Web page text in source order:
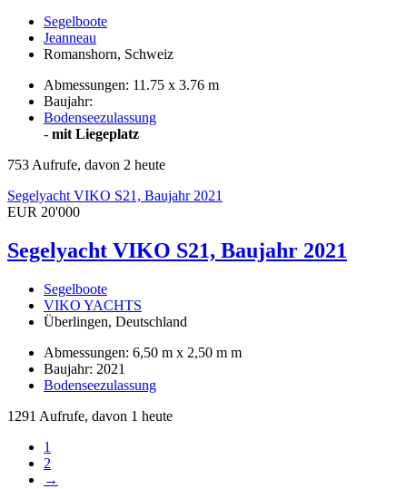
Segelboote
Jeanneau
Romanshorn, Schweiz
Abmessungen: 11.75 x 3.76 m
Baujahr:
Bodenseezulassung
- mit Liegeplatz
753 Aufrufe, davon 2 heute
Segelyacht VIKO S21, Baujahr 2021
EUR 20'000
Segelyacht VIKO S21, Baujahr 2021
Segelboote
VIKO YACHTS
Überlingen, Deutschland
Abmessungen: 6,50 m x 2,50 m m
Baujahr: 2021
Bodenseezulassung
1291 Aufrufe, davon 1 heute
1
2
→